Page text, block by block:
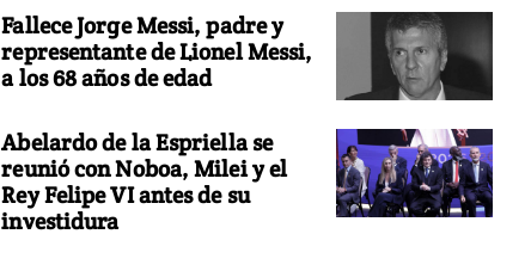
Fallece Jorge Messi, padre y
representante de Lionel Messi,
a los 68 años de edad
Abelardo de la Espriella se
reunió con Noboa, Milei y el
Rey Felipe VI antes de su
investidura